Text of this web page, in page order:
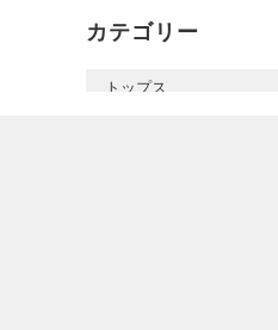
カテゴリー
トップス